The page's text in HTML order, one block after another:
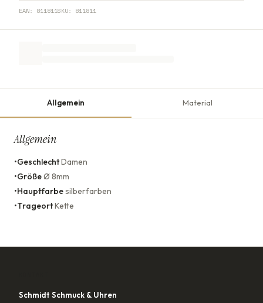
EAN: 811811SKU: 811811
Allgemein Material
Allgemein
•GeschlechtDamen
•GrößeØ 8mm
•Hauptfarbesilberfarben
•TrageortKette
Schmidt Schmuck & Uhren